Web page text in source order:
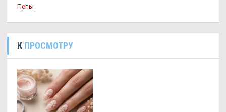
Пепы
К ПРОСМОТРУ